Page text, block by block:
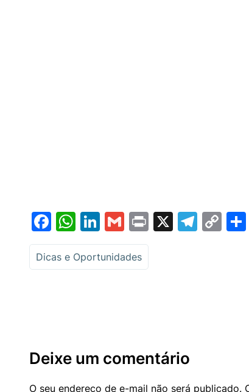
Facebook
WhatsApp
LinkedIn
GmailPrint
X
Dicas e Oportunidades
Deixe um comentário
O seu endereço de e-mail não será publicado.